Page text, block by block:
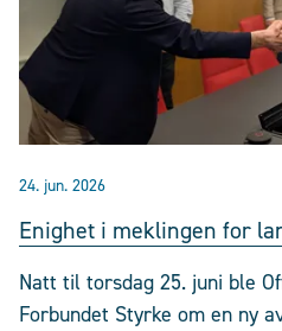
24. jun. 2026
Enighet i meklingen for
Natt til torsdag 25. juni ble
Forbundet Styrke om en ny